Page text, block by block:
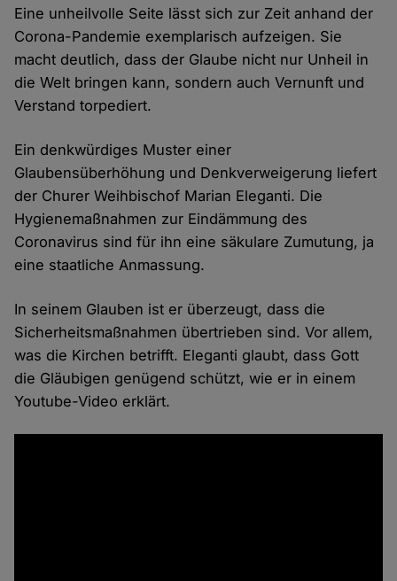
Eine unheilvolle Seite lässt sich zur Zeit anhand der
Corona-Pandemie exemplarisch aufzeigen. Sie
macht deutlich, dass der Glaube nicht nur Unheil in
die Welt bringen kann, sondern auch Vernunft und
Verstand torpediert.
Ein denkwürdiges Muster einer
Glaubensüberhöhung und Denkverweigerung liefert
der Churer Weihbischof Marian Eleganti. Die
Hygienemaßnahmen zur Eindämmung des
Coronavirus sind für ihn eine säkulare Zumutung, ja
eine staatliche Anmassung.
In seinem Glauben ist er überzeugt, dass die
Sicherheitsmaßnahmen übertrieben sind. Vor allem,
was die Kirchen betrifft. Eleganti glaubt, dass Gott
die Gläubigen genügend schützt, wie er in einem
Youtube-Video erklärt.